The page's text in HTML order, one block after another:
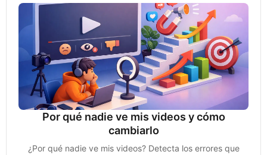
Por qué nadie ve mis videos y cómo
cambiarlo
¿Por qué nadie ve mis videos? Detecta los errores que